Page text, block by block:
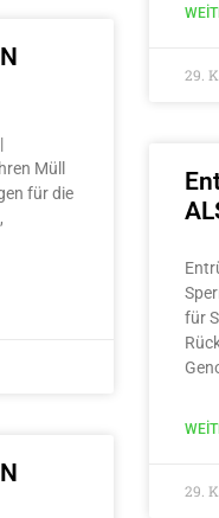
29.
Müll
für die
für
29.